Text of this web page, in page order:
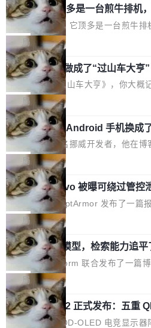
能跑十几轮甚至几十轮，每轮的工具
HTML、搜索结果、文件内容）动辄
s。 问题来了：随着轮次增加，消息历
胀，总 Token 量逼近模型的上下文窗
一旦超限，要么 API 直接报错，要么
始"遗忘"...
人不安的数据。 第一组：人类审批到
谱？Anthropic 在 1053 名付费用户中
对照实验，人为审核只抓到了 13.6%
令，而自动模式抓到了 89%。自动模
00 条人类审批通过的指令，人类只拦
自动模式放过的指令。更令人担忧的
话变长，人类的检测率从早期的约
50 轮后的约 5%——人会疲劳，机器
二组：出了事有多严重？在 5-6 月标
AI 辅助编程顶多是一台煎牛排机
了厨师
「AI 不是厨师。它顶多是一台煎牛排
hii Sydorets 写了一篇博客，把 AI 辅
煎牛排——任何人都能把肉扔进锅里弄
稳定产出真正好的结果，需要真正的
能按食谱重复操作、规模化产出，但
脑子里到底想要什么，除非你把想法
的需求。 文章的核心论点很简单：AI
快，但快不等于好。 它能自动化重复
代码起点、解释逻辑，但它经常自信
结果——「一块焦炭，上面放了一枝百
后告诉你这是三分熟。」 判断力仍然
的。AI「不能替你定义什么是好，不
取舍可以接受」，也看不出来什么时
术上正确、但方向完...
局
他把芯片制造做成了“过山车大亨
个浏览器里的半导体工厂
如果你玩过《过山车大亨》，你大概
瞰视角——小人在公园里走来走去，
转着，一切都在你的注视下运行。现
的视角，但公园里不是过山车，而是
芯片制造工厂。 这就是 Chip Tycoon
色的小车载着一片硅晶圆，穿过 20 栋
石英砂一路走到封装好的芯片。晶圆
会发生肉眼可见的变化——长晶体、抛
刻胶、蚀刻、离子注入、铜互联。公
个环形路线，因为芯片制造需要把光
大约 60 次，每次一层。动画里简化
个项目只有一个 HTML 文件。没有构
有依赖，没有网络请求。屏幕上每个
anvas 上纯手...
局
一名开发者将 Android 手机换成
ux，称“AOSP 已死”
Runarcn 是一名挪威开发者，他在博
篇文章，标题很直白：《I'm
e from Android to Linux》。 他的核
单：AOSP（Android Open Source
已经死了。不是技术上死了，而是作
的开源项目死了。Google 把越来越多
能从 AOSP 移到了闭源的 Google
s 里，设备树和内核源码被厂商锁死，
代码但你改不了，改了也刷不进去。
SP 不够用了 Runarcn 列举了几条他
id 的具体理由： Google Pla...
局
Atlassian Rovo 被曝可绕过管控
ira 和 Confluence 数据，厂商两
回复
安全公司 PromptArmor 发布了一篇
Atlassian 的 AI agent Rovo 存在严重
露漏洞：攻击者可以通过 indirect
ion（间接提示注入）窃取整个
的 Jira 工单和 Confluence 文档，全
何人工审批。 更值得注意的是，这个
月 23 日就报告给了 Atlassian，两个
了，公司除了表示"感谢"并分配了一
mber 之外，再没有任何实质性回应
局
一个 4B 开源模型，检索能力追平
PT-5.6 Sol，成本降到 1/100
Neon 和 Castform 联合发布了一篇
了一个惊人的结果：一个 4B 参数的
经过 RL 后训练之后，在检索任务上的
平了 GPT-5.6 Sol，但每次请求的成
的 1/100。 具体来说，GPT-5.6 Sol
局
技嘉 GO27Q32 正式发布：五重
ED 面板加持，320Hz 极速与影院
技嘉科技旗下 QD-OLED 电竞显示器